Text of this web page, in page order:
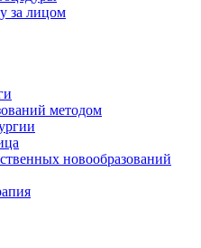
за лицом
методом
новообразований